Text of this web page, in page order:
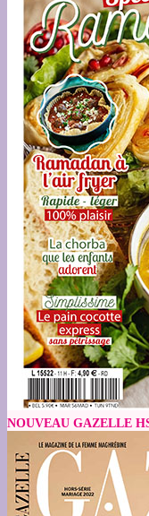
NOUVEAU GAZELLE